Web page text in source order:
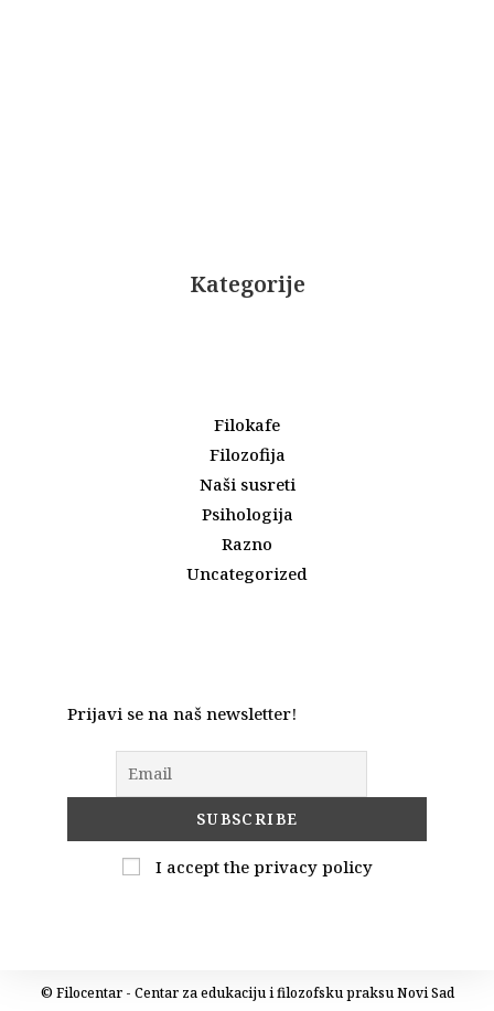
Kategorije
Filokafe
Filozofija
Naši susreti
Psihologija
Razno
Uncategorized
Prijavi se na naš newsletter!
I accept the privacy policy
© Filocentar - Centar za edukaciju i filozofsku praksu Novi Sad